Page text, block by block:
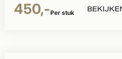
450,-Per stuk